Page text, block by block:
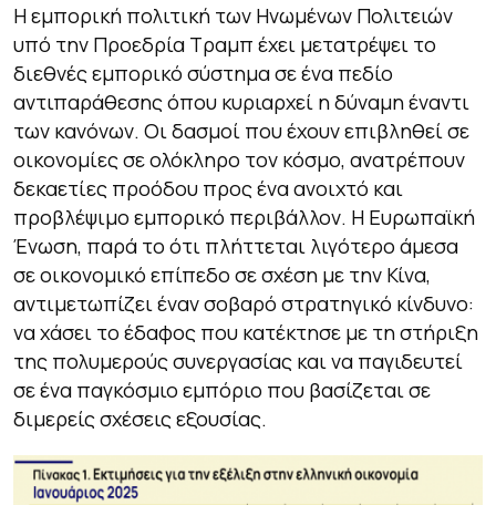
Η εμπορική πολιτική των Ηνωμένων Πολιτειών
υπό την Προεδρία Τραμπ έχει μετατρέψει το
διεθνές εμπορικό σύστημα σε ένα πεδίο
αντιπαράθεσης όπου κυριαρχεί η δύναμη έναντι
των κανόνων. Οι δασμοί που έχουν επιβληθεί σε
οικονομίες σε ολόκληρο τον κόσμο, ανατρέπουν
δεκαετίες προόδου προς ένα ανοιχτό και
προβλέψιμο εμπορικό περιβάλλον. Η Ευρωπαϊκή
Ένωση, παρά το ότι πλήττεται λιγότερο άμεσα
σε οικονομικό επίπεδο σε σχέση με την Κίνα,
αντιμετωπίζει έναν σοβαρό στρατηγικό κίνδυνο:
να χάσει το έδαφος που κατέκτησε με τη στήριξη
της πολυμερούς συνεργασίας και να παγιδευτεί
σε ένα παγκόσμιο εμπόριο που βασίζεται σε
διμερείς σχέσεις εξουσίας.